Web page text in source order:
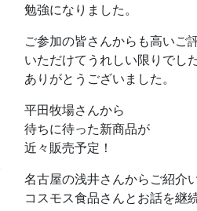
勉強になりました。
ご参加の皆さんからも高いご
いただけてうれしい限りでした
ありがとうございました。
平田牧場さんから
待ちに待った新商品が
近々販売予定！
名古屋の浅井さんからご紹介
コスモス食品さんとお話を継